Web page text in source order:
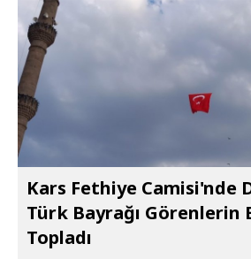
Kars Fethiye Camisi'nde
Türk Bayrağı Görenlerin
Topladı